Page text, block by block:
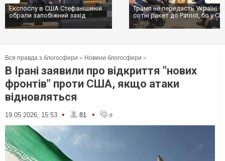
Експослу в США Стефанішиній
обрали запобіжний захід
Трамп не передасть Україні
сотні ракет до Patriot, бо у
...
Вся правда з блогосфери » Новини блогосфери »
В Ірані заявили про відкриття "нових
фронтів" проти США, якщо атаки
відновляться
19.05.2026, 15:53 • 81 • 0